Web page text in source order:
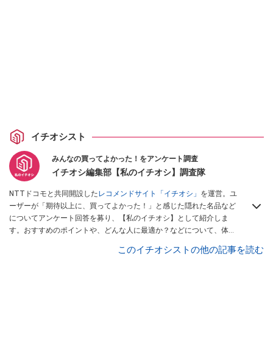
イチオシスト
みんなの買ってよかった！をアンケート調査
イチオシ編集部【私のイチオシ】調査隊
NTTドコモと共同開設したレコメンドサイト「イチオシ」 を運営。ユ
ーザーが「期待以上に、買ってよかった！」と感じた隠れた名品など
についてアンケート回答を募り、【私のイチオシ】として紹介しま
す。おすすめのポイントや、どんな人に最適か？などについて、体験
このイチオシストの他の記事を読む